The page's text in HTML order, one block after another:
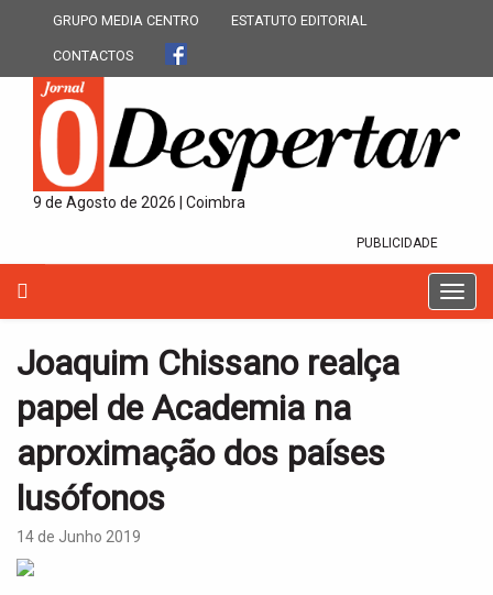
GRUPO MEDIA CENTRO ESTATUTO EDITORIAL
CONTACTOS
9 de Agosto de 2026 | Coimbra
PUBLICIDADE
T
o
Joaquim Chissano realça
papel de Academia na
aproximação dos países
lusófonos
14 de Junho 2019